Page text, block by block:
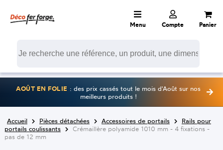
Menu Compte Panier
AOÛT EN FOLIE : des prix cassés tout le mois d'Août sur nos
meilleurs produits !
Accueil Pièces détachées Accessoires de portails
Rails pour
portails coulissants
Crémaillère polyamide 1010 mm - 4 fixations -
pas de 12 mm